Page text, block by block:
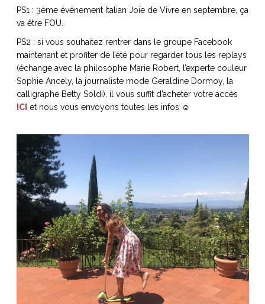
PS1 : 3èmeévénement Italian Joie de Vivre en septembre, ça
va être FOU.
PS2 : si vous souhaitez rentrer dans le groupe Facebook
maintenant et profiter de l’été pour regarder tous les replays
(échange avec la philosophe Marie Robert, l’experte couleur
Sophie Ancely, la journaliste mode Geraldine Dormoy, la
calligraphe Betty Soldi), il vous suffit d’acheter votre accès
ICI et nous vous envoyons toutes les infos ☺